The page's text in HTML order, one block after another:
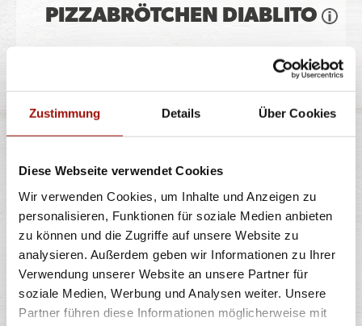
Zustimmung Details Über Cookies
Diese Webseite verwendet Cookies
Wir verwenden Cookies, um Inhalte und Anzeigen zu
personalisieren, Funktionen für soziale Medien anbieten
zu können und die Zugriffe auf unsere Website zu
analysieren. Außerdem geben wir Informationen zu Ihrer
Verwendung unserer Website an unsere Partner für
soziale Medien, Werbung und Analysen weiter. Unsere
Partner führen diese Informationen möglicherweise mit
PIZZABRÖTCHEN DIABLITO
Pizzateig, Gouda, Peperonisalami, Jalapeños
6,99 €
PIZZABRÖTCHEN CHEESY
SCHINKEN
Pizzateig, Gouda, Hinterschinken